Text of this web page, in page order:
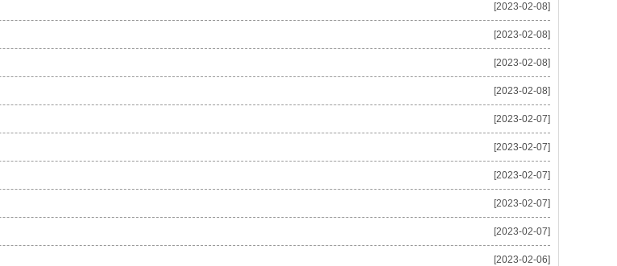
[2023-02-08]
[2023-02-08]
[2023-02-08]
[2023-02-08]
[2023-02-07]
[2023-02-07]
[2023-02-07]
[2023-02-07]
[2023-02-07]
[2023-02-06]